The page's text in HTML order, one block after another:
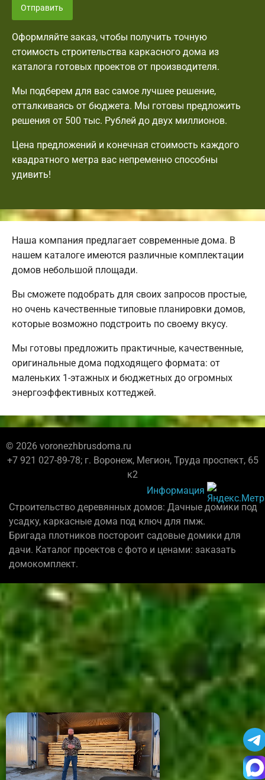
Отправить
Оформляйте заказ, чтобы получить точную
стоимость строительства каркасного дома из
каталога готовых проектов от производителя.
Мы подберем для вас самое лучшее решение,
отталкиваясь от бюджета. Мы готовы предложить
решения от 500 тыс. Рублей до двух миллионов.
Цена предложений и конечная стоимость каждого
квадратного метра вас непременно способны
удивить!
Наша компания предлагает современные дома. В
нашем каталоге имеются различные комплектации
домов небольшой площади.
Вы сможете подобрать для своих запросов простые,
но очень качественные типовые планировки домов,
которые возможно подстроить по своему вкусу.
Мы готовы предложить практичные, качественные,
оригинальные дома подходящего формата: от
маленьких 1-этажных и бюджетных до огромных
энергоэффективных коттеджей.
© 2026 voronezhbrusdoma.ru
+7 921 027-89-78; г. Воронеж, Мегион, Труда проспект, 65
к2
Информация
Строительство деревянных домов: Дачные домики под
усадку, каркасные дома под ключ для пмж.
Бригада плотников постороит садовые домики для
дачи. Каталог проектов с фото и ценами: заказать
домокомплект.